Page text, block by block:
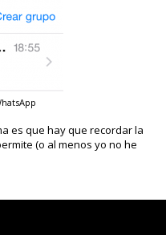
es que hay que recordar la
(o al menos yo no he